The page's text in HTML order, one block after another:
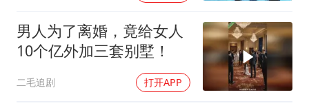
男人为了离婚，竟给女人
10个亿外加三套别墅！
二毛追剧 打开APP